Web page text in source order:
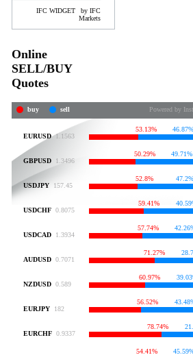
IFC WIDGET
by IFC
Markets
Online
SELL/BUY
Quotes